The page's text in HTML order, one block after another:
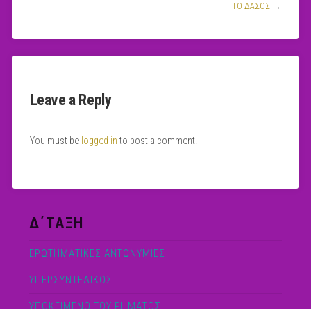
ΤΟ ΔΑΣΟΣ →
Leave a Reply
You must be logged in to post a comment.
Δ΄ΤΑΞΗ
ΕΡΩΤΗΜΑΤΙΚΕΣ ΑΝΤΩΝΥΜΙΕΣ
ΥΠΕΡΣΥΝΤΕΛΙΚΟΣ
ΥΠΟΚΕΙΜΕΝΟ ΤΟΥ ΡΗΜΑΤΟΣ